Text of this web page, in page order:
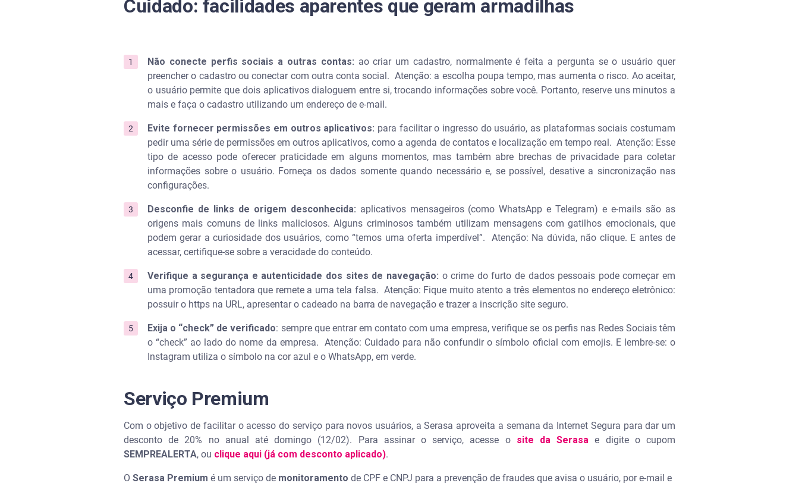
Cuidado: facilidades aparentes que geram armadilhas
Não conecte perfis sociais a outras contas: ao criar um cadastro, normalmente é feita a pergunta se o usuário quer
preencher o cadastro ou conectar com outra conta social. Atenção: a escolha poupa tempo, mas aumenta o risco. Ao aceitar,
o usuário permite que dois aplicativos dialoguem entre si, trocando informações sobre você. Portanto, reserve uns minutos a
mais e faça o cadastro utilizando um endereço de e-mail.
Evite fornecer permissões em outros aplicativos: para facilitar o ingresso do usuário, as plataformas sociais costumam
pedir uma série de permissões em outros aplicativos, como a agenda de contatos e localização em tempo real. Atenção: Esse
tipo de acesso pode oferecer praticidade em alguns momentos, mas também abre brechas de privacidade para coletar
informações sobre o usuário. Forneça os dados somente quando necessário e, se possível, desative a sincronização nas
configurações.
Desconfie de links de origem desconhecida: aplicativos mensageiros (como WhatsApp e Telegram) e e-mails são as
origens mais comuns de links maliciosos. Alguns criminosos também utilizam mensagens com gatilhos emocionais, que
podem gerar a curiosidade dos usuários, como “temos uma oferta imperdível”. Atenção: Na dúvida, não clique. E antes de
acessar, certifique-se sobre a veracidade do conteúdo.
Verifique a segurança e autenticidade dos sites de navegação: o crime do furto de dados pessoais pode começar em
uma promoção tentadora que remete a uma tela falsa. Atenção: Fique muito atento a três elementos no endereço eletrônico:
possuir o https na URL, apresentar o cadeado na barra de navegação e trazer a inscrição site seguro.
Exija o “check” de verificado: sempre que entrar em contato com uma empresa, verifique se os perfis nas Redes Sociais têm
o “check” ao lado do nome da empresa. Atenção: Cuidado para não confundir o símbolo oficial com emojis. E lembre-se: o
Instagram utiliza o símbolo na cor azul e o WhatsApp, em verde.
Serviço Premium
Com o objetivo de facilitar o acesso do serviço para novos usuários, a Serasa aproveita a semana da Internet Segura para dar um
desconto de 20% no anual até domingo (12/02). Para assinar o serviço, acesse o site da Serasa e digite o cupom
SEMPREALERTA, ou clique aqui (já com desconto aplicado).
O Serasa Premium é um serviço de monitoramento de CPF e CNPJ para a prevenção de fraudes que avisa o usuário, por e-mail e